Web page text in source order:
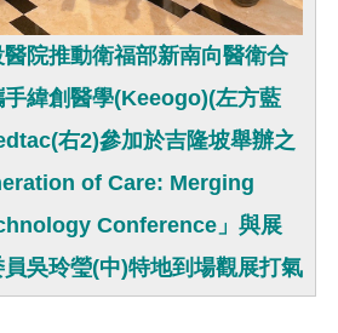
院推動衛福部新南向醫衛合
緯創醫學(Keeogo)(左方藍
右2)參加於吉隆坡舉辦之
of Care: Merging
Conference」與展
吳玲瑩(中)特地到場觀展打氣